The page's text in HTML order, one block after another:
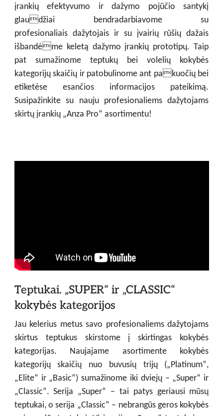
įrankių efektyvumo ir dažymo pojūčio santykį
glaudžiai bendradarbiavome su
profesionaliais dažytojais ir su įvairių rūšių dažais
išbandėme keletą dažymo įrankių prototipų. Taip
pat sumažinome teptukų bei volelių kokybės
kategorijų skaičių ir patobulinome ant pakuočių bei
etiketėse esančios informacijos pateikimą.
Susipažinkite su nauju profesionaliems dažytojams
skirtų įrankių „Anza Pro“ asortimentu!
Teptukai. „SUPER“ ir „CLASSIC“
kokybės kategorijos
Jau kelerius metus savo profesionaliems dažytojams
skirtus teptukus skirstome į skirtingas kokybės
kategorijas. Naujajame asortimente kokybės
kategorijų skaičių nuo buvusių trijų („Platinum“,
„Elite“ ir „Basic“) sumažinome iki dviejų – „Super“ ir
„Classic“. Serija „Super“ – tai patys geriausi mūsų
teptukai, o serija „Classic“ – nebrangūs geros kokybės